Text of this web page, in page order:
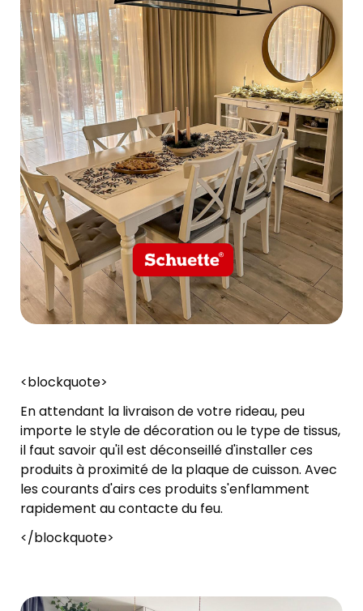
<blockquote>
En attendant la livraison de votre rideau, peu
importe le style de décoration ou le type de tissus,
il faut savoir qu'il est déconseillé d'installer ces
produits à proximité de la plaque de cuisson. Avec
les courants d'airs ces produits s'enflamment
rapidement au contacte du feu.
</blockquote>